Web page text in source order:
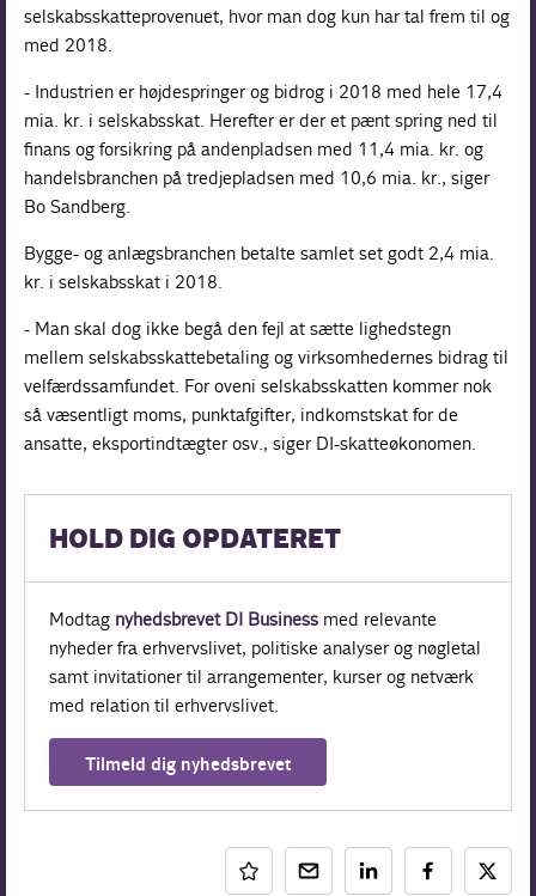
selskabsskatteprovenuet, hvor man dog kun har tal frem til og
med 2018.
- Industrien er højdespringer og bidrog i 2018 med hele 17,4
mia. kr. i selskabsskat. Herefter er der et pænt spring ned til
finans og forsikring på andenpladsen med 11,4 mia. kr. og
handelsbranchen på tredjepladsen med 10,6 mia. kr., siger
Bo Sandberg.
Bygge- og anlægsbranchen betalte samlet set godt 2,4 mia.
kr. i selskabsskat i 2018.
- Man skal dog ikke begå den fejl at sætte lighedstegn
mellem selskabsskattebetaling og virksomhedernes bidrag til
velfærdssamfundet. For oveni selskabsskatten kommer nok
så væsentligt moms, punktafgifter, indkomstskat for de
ansatte, eksportindtægter osv., siger DI-skatteøkonomen.
HOLD DIG OPDATERET
Modtag nyhedsbrevet DI Business med relevante
nyheder fra erhvervslivet, politiske analyser og nøgletal
samt invitationer til arrangementer, kurser og netværk
med relation til erhvervslivet.
Tilmeld dig nyhedsbrevet